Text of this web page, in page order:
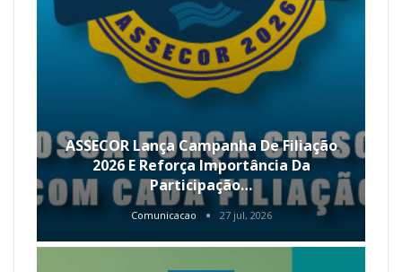
ASSECOR Lança Campanha De Filiação
2026 E Reforça Importância Da
Participação…
Comunicacao 27 jul, 2026